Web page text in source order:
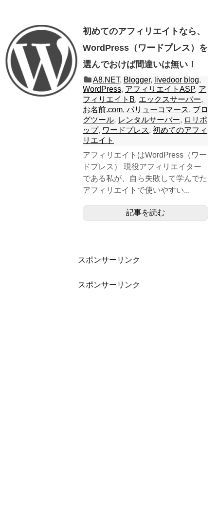
初めてのアフィリエイトなら、
WordPress（ワードプレス）を
選んでおけば間違いは無い！
A8.NET, Blogger, livedoor blog,
WordPress, アフィリエイトASP, ア
フィリエイトB, エックスサーバー,
お名前.com, バリューコマース, ブロ
グツール, レンタルサーバー, ロリポ
ップ, ワードプレス, 初めてのアフィ
リエイト
アフィリエイトはWordPress（ワー
ドプレス） 現役アフィリエイター
である私が、自ら失敗して学んでた
アフィリエイトで使いやすい...
記事を読む
スポンサーリンク
スポンサーリンク